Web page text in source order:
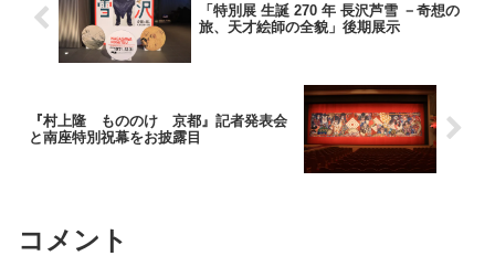
「特別展 生誕 270 年 長沢芦雪 －奇想の
旅、天才絵師の全貌」後期展示
『村上隆 もののけ 京都』記者発表会
と南座特別祝幕をお披露目
コメント